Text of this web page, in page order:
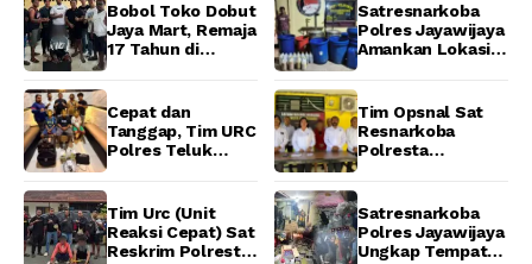
Bobol Toko Dobut
Jaya Mart, Remaja
17 Tahun di
URC Resmob
Jatanras Polda
Papua Barat
Satresnarkoba
Polres Jayawijaya
Amankan Lokasi
Wamena
Cepat dan
Tanggap, Tim URC
Polres Teluk
Pelaku Pencurian
di SMA
Sanawesen
Tim Opsnal Sat
Resnarkoba
Polresta
Kasus Tindak
Pidana Narkotika
Golongan I Jenis
Tim Urc (Unit
Reaksi Cepat) Sat
Reskrim Polresta
Satresnarkoba
Polres Jayawijaya
Ungkap Tempat